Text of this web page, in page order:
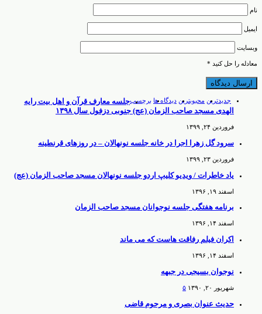
نام
ایمیل
وبسایت
معادله را حل کنید *
جدیدترین محبوبترین دیدگاه ها برچسبجلسه معارف قرآن و اهل بیت رایه
الهدی مسجد صاحب الزمان (عج) جنوبی دزفول سال ۱۳۹۸
فروردین ۲۴, ۱۳۹۹
سرود گل زهرا اجرا در خانه جلسه نونهالان – در روزهای قرنطینه
فروردین ۲۳, ۱۳۹۹
یاد خاطرات / ویدیو کلیپ اردو جلسه نونهالان مسجد صاحب الزمان (عج)
اسفند ۱۹, ۱۳۹۶
برنامه هفتگی جلسه نوجوانان مسجد صاحب الزمان
اسفند ۱۴, ۱۳۹۶
اکران فیلم رفاقت هاست که می ماند
اسفند ۱۴, ۱۳۹۶
نوجوان بسیجی در جبهه
شهریور ۲۰, ۱۳۹۰ ۵
حدیث عنوان بصری و مرحوم قاضی